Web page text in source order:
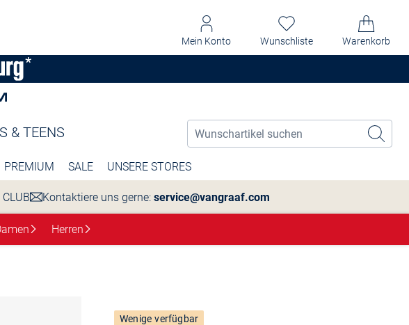
Mein Konto Wunschliste Warenkorb
& TEENS
PREMIUM SALE UNSERE STORES
Kontaktiere uns gerne: service@vangraaf.com
Herren
Wenige verfügbar